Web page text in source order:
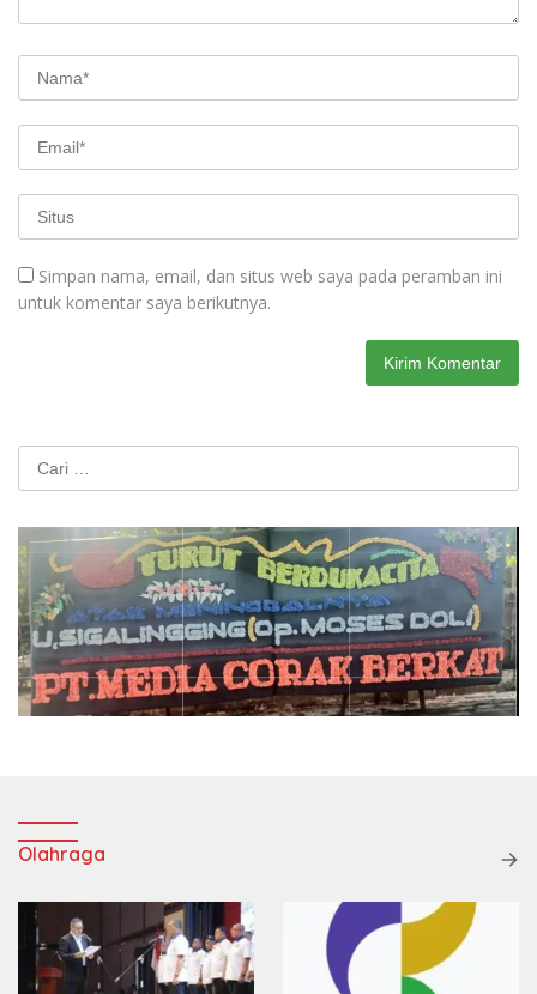
Simpan nama, email, dan situs web saya pada peramban ini
untuk komentar saya berikutnya.
Cari
untuk:
Olahraga